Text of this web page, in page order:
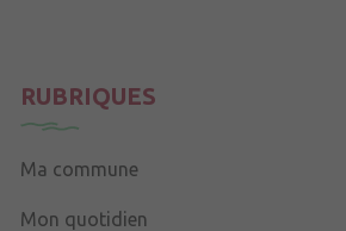
RUBRIQUES
Ma commune
Mon quotidien